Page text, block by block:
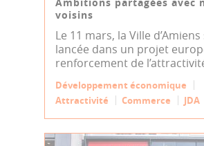
voisins
Le 11 mars, la Ville d’Amiens
lancée dans un projet
renforcement de
Développement économique
Attractivité
Commerce JDA